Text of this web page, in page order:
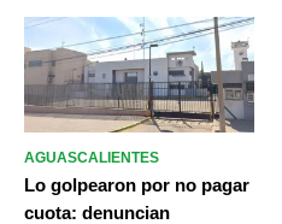
AGUASCALIENTES
Lo golpearon por no pagar
cuota: denuncian